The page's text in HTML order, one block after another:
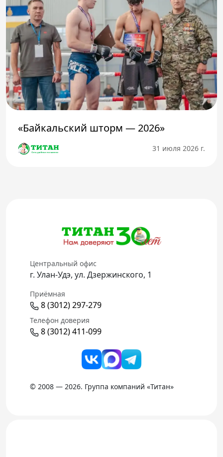
«Байкальский шторм — 2026»
31 июля 2026 г.
Центральный офис
г. Улан-Удэ, ул. Дзержинского, 1
Приёмная
8 (3012) 297-279
Телефон доверия
8 (3012) 411-099
© 2008 — 2026. Группа компаний «Титан»